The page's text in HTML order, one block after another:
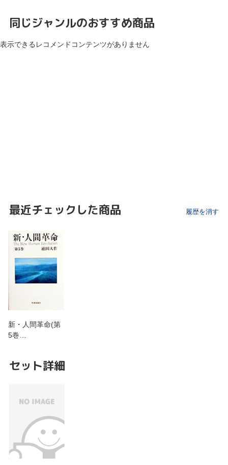
同じジャンルのおすすめ商品
表示できるレコメンドコンテンツがありません
最近チェックした商品 履歴を消す
新・人間革命(第
5巻…
セット詳細